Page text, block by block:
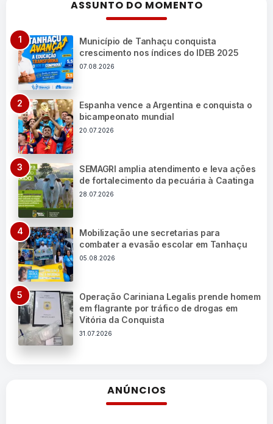
ASSUNTO DO MOMENTO
Município de Tanhaçu conquista
crescimento nos índices do IDEB 2025
07.08.2026
Espanha vence a Argentina e conquista o
bicampeonato mundial
20.07.2026
SEMAGRI amplia atendimento e leva ações
de fortalecimento da pecuária à Caatinga
28.07.2026
Mobilização une secretarias para
combater a evasão escolar em Tanhaçu
05.08.2026
Operação Cariniana Legalis prende homem
em flagrante por tráfico de drogas em
Vitória da Conquista
31.07.2026
ANÚNCIOS